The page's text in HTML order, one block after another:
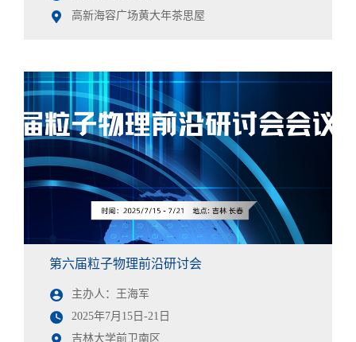
高新海容广场黄大年茶思屋
第六届粒子物理前沿研讨会
主办人：王海军
2025年7月15日-21日
吉林大学前卫南区